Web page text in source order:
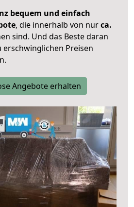
bequem und einfach
, die innerhalb von nurca.
sind. Und das Beste daran
erschwinglichen Preisen
Angebote erhalten